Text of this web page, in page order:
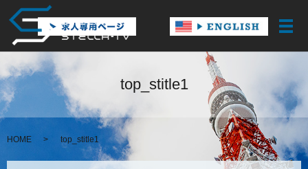
メ
top_stitle1
HOME top_stitle1